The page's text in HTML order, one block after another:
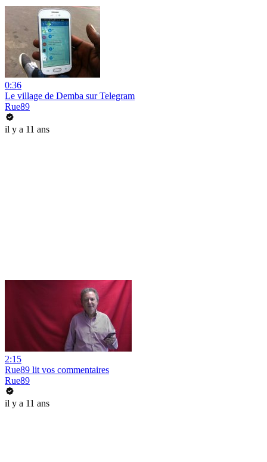
0:36
Le village de Demba sur Telegram
Rue89
il y a 11 ans
2:15
Rue89 lit vos commentaires
Rue89
il y a 11 ans